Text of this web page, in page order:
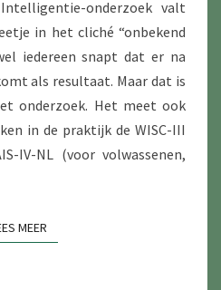
N
T
I
E
O
N
D
Z
onderzoek valt
in het cliché “onbekend
iedereen snapt dat er na
als resultaat. Maar dat is
onderzoek. Het meet ook
in de praktijk de WISC-III
IV-NL (voor volwassenen,
MEER